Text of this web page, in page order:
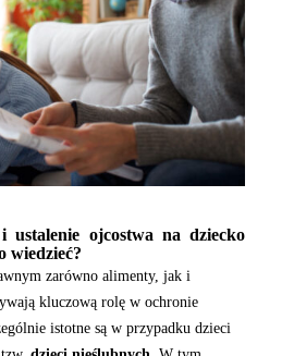
ustalenie ojcostwa na dziecko
wiedzieć?
zarówno alimenty, jak i
kluczową rolę w ochronie
istotne są w przypadku dzieci